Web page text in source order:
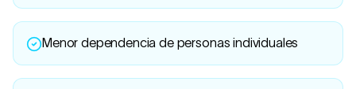
Menor dependencia de personas individuales